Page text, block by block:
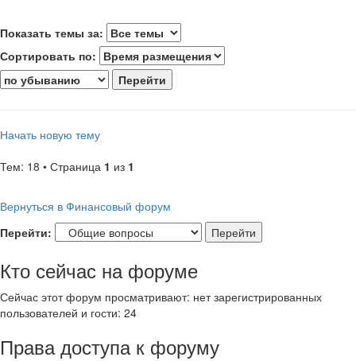
Показать темы за:
Сортировать по:
Начать новую тему
Тем: 18 • Страница 1 из 1
Вернуться в Финансовый форум
Перейти:
Кто сейчас на форуме
Сейчас этот форум просматривают: нет зарегистрированных
пользователей и гости: 24
Права доступа к форуму